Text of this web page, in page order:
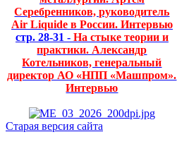
Серебренников, руководитель
Air Liquide в России. Интервью
стр. 28-31 - На стыке теории и
практики. Александр
Котельников, генеральный
директор АО «НПП «Машпром».
Интервью
Старая версия сайта